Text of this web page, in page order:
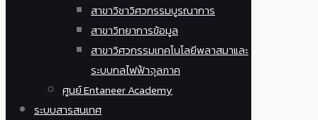
สาขาวิชาวิศวกรรมบูรณาการ
สาขาวิทยาการข้อมูล
สาขาวิศวกรรมเทคโนโลยีพลาสมาและ
ระบบกลไฟฟ้าจุลภาค
ศูนย์ Entaneer Academy
ระบบสารสนเทศ